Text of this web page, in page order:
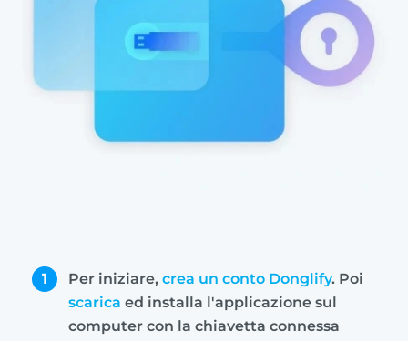
1 Per iniziare, crea un conto Donglify. Poi
scarica ed installa l'applicazione sul
computer con la chiavetta connessa